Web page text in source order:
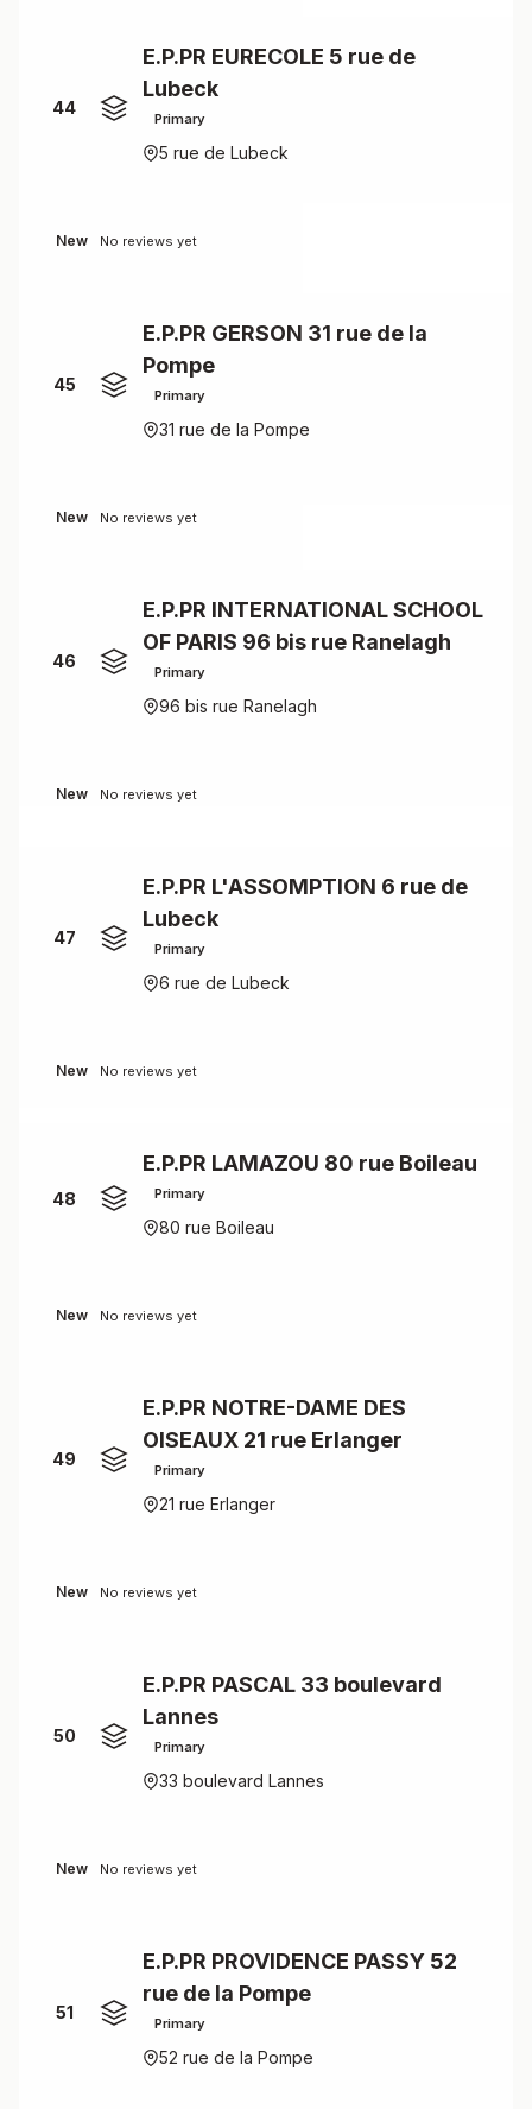
44
E.P.PR EURECOLE 5 rue de
Lubeck
Primary
5 rue de Lubeck
New No reviews yet
45
E.P.PR GERSON 31 rue de la
Pompe
Primary
31 rue de la Pompe
New No reviews yet
46
E.P.PR INTERNATIONAL SCHOOL
OF PARIS 96 bis rue Ranelagh
Primary
96 bis rue Ranelagh
New No reviews yet
47
E.P.PR L'ASSOMPTION 6 rue de
Lubeck
Primary
6 rue de Lubeck
New No reviews yet
48
E.P.PR LAMAZOU 80 rue Boileau
Primary
80 rue Boileau
New No reviews yet
49
E.P.PR NOTRE-DAME DES
OISEAUX 21 rue Erlanger
Primary
21 rue Erlanger
New No reviews yet
50
E.P.PR PASCAL 33 boulevard
Lannes
Primary
33 boulevard Lannes
New No reviews yet
51
E.P.PR PROVIDENCE PASSY 52
rue de la Pompe
Primary
52 rue de la Pompe